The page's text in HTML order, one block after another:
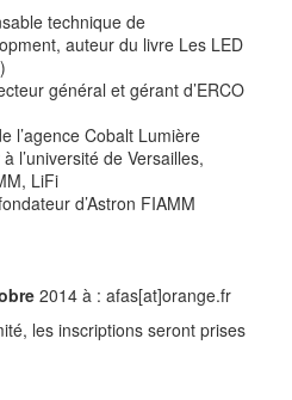
technique de
auteur du livre Les LED
général et gérant d’ERCO
l’agence Cobalt Lumière
l’université de Versailles,
LiFi
d’Astron FIAMM
2014 à : afas[at]orange.fr
les inscriptions seront prises